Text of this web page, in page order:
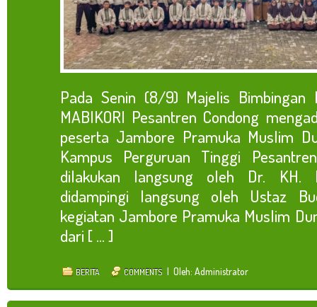
Pada Senin (8/9) Majelis Bimbingan
MABIKORI Pesantren Condong
peserta Jambore Pramuka Muslim
Kampus Perguruan Tinggi
dilakukan langsung oleh Dr. KH.
didampingi langsung oleh Ustaz
kegiatan Jambore Pramuka Muslim
dari [ ... ]
BERITA COMMENTS | Oleh: Administrator